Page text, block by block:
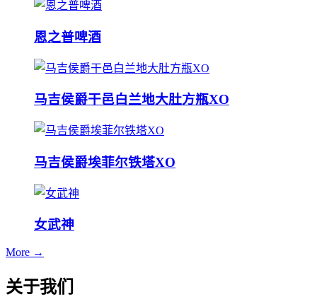
恩之普啤酒
马吉侯爵干邑白兰地大肚方瓶XO
马吉侯爵埃菲尔铁塔XO
女武神
More →
关于我们